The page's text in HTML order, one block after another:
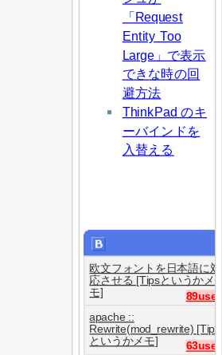
「Request
Entity Too
Large」で表示
できな時の回
避方法
ThinkPad のキ
ーバインドを
入替える
欧文フォントを日本語に対
応させる [Tipsというかメ
モ]
89users
apache ::
Rewrite(mod_rewrite) [Tips
というかメモ]
63users